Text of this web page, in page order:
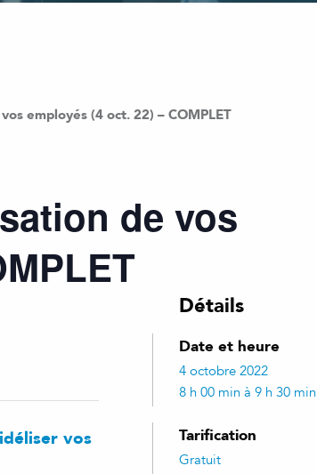
employés (4 oct. 22) – COMPLET
de vos
Détails
Date et heure
4 octobre 2022
8 h 00 min à 9 h 30 min
Tarification
Gratuit
vos